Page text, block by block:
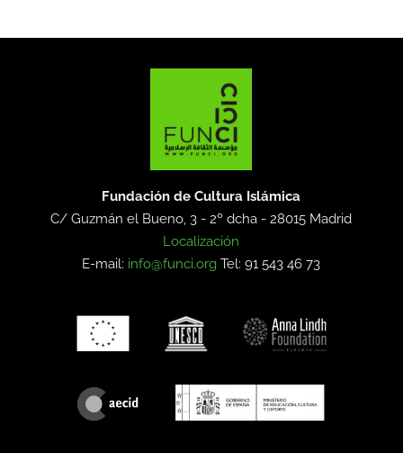
Fundación de Cultura Islámica
C/ Guzmán el Bueno, 3 - 2º dcha -28015 Madrid
Localización
E-mail: info@funci.org Tel: 91 543 46 73